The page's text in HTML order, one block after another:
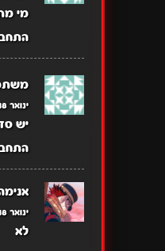
מי מתרגם
ינואר 18, 2022 בשעה 2:45 pm
יש
ינואר 18, 2022 בשעה 3:56 pm
לא